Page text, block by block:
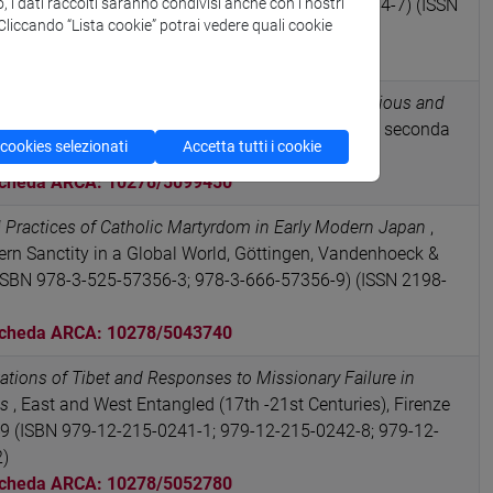
(ISBN 978-88-6969-757-9; 978-88-6969-764-7) (ISSN
of Paula of Miyako (c.1552-1570). The Religious and
Japanin STUDI TANATOLOGICI, vol. 1-2, seconda
ARCA: 10278/5099450
Practices of Catholic Martyrdom in Early Modern Japan ,
Sanctity in a Global World, Göttingen, Vandenhoeck &
978-3-525-57356-3; 978-3-666-57356-9) (ISSN 2198-
ARCA: 10278/5043740
of Tibet and Responses to Missionary Failure in
, East and West Entangled (17th -21st Centuries), Firenze
(ISBN 979-12-215-0241-1; 979-12-215-0242-8; 979-12-
ARCA: 10278/5052780
i dati raccolti saranno condivisi anche con i nostri
“Lista cookie” potrai vedere quali cookie
selezionati Accetta tutti i cookie